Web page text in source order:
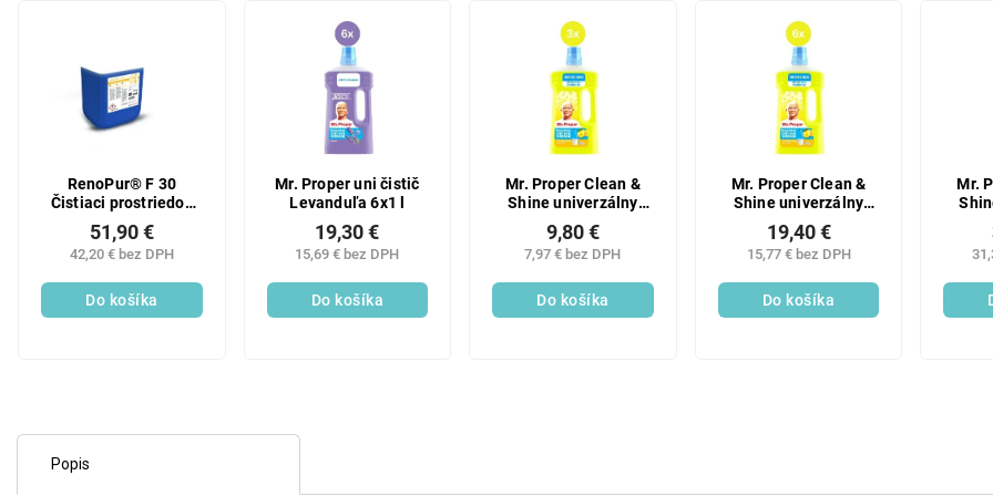
RenoPur® F 30
Čistiaci prostriedok
univerzálny 10 kg
42,20 € bez DPH
51,90 €
Do košíka
Mr. Proper uni čistič
Levanduľa 6x1 l
15,69 € bez DPH
19,30 €
Do košíka
Mr. Proper Clean &
Shine univerzálny
čistič Lemon 3x1 l
7,97 € bez DPH
9,80 €
Do košíka
Mr. Proper Clean &
Shine univerzálny
čistič Lemon 6x1 l
15,77 € bez DPH
19,40 €
Do košíka
Mr.
Popis